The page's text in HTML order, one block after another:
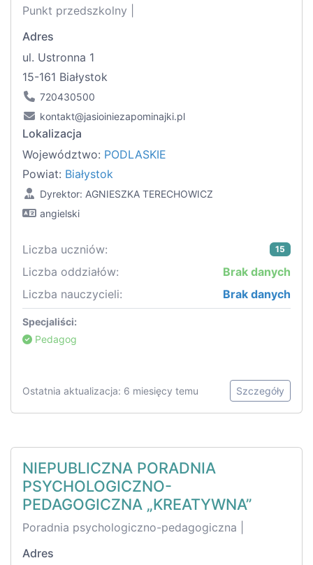
Punkt przedszkolny |
Adres
ul. Ustronna 1
15-161 Białystok
720430500
kontakt@jasioiniezapominajki.pl
Lokalizacja
Województwo: PODLASKIE
Powiat: Białystok
Dyrektor: AGNIESZKA TERECHOWICZ
angielski
Liczba uczniów: 15
Liczba oddziałów:
Brak danych
Liczba nauczycieli:
Brak danych
Specjaliści:
Pedagog
Ostatnia aktualizacja: 6 miesięcy temu Szczegóły
NIEPUBLICZNA PORADNIA
PSYCHOLOGICZNO-
PEDAGOGICZNA „KREATYWNA”
Poradnia psychologiczno-pedagogiczna |
Adres